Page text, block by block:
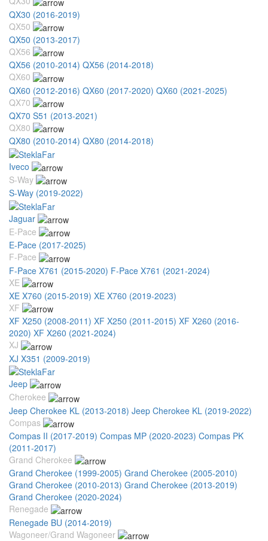
QX30 (2016-2019)
QX50
QX50 (2013-2017)
QX56
QX56 (2010-2014) QX56 (2014-2018)
QX60
QX60 (2012-2016) QX60 (2017-2020) QX60 (2021-2025)
QX70
QX70 S51 (2013-2021)
QX80
QX80 (2010-2014) QX80 (2014-2018)
Iveco
S-Way
S-Way (2019-2022)
Jaguar
E-Pace
E-Pace (2017-2025)
F-Pace
F-Pace X761 (2015-2020) F-Pace X761 (2021-2024)
XE
XE X760 (2015-2019) XE X760 (2019-2023)
XF
XF X250 (2008-2011) XF X250 (2011-2015) XF X260 (2016-
2020) XF X260 (2021-2024)
XJ
XJ X351 (2009-2019)
Jeep
Cherokee
Jeep Cherokee KL (2013-2018) Jeep Cherokee KL (2019-2022)
Compas
Compas II (2017-2019) Compas MP (2020-2023) Compas PK
(2011-2017)
Grand Cherokee
Grand Cherokee (1999-2005) Grand Cherokee (2005-2010)
Grand Cherokee (2010-2013) Grand Cherokee (2013-2019)
Grand Cherokee (2020-2024)
Renegade
Renegade BU (2014-2019)
Wagoneer/Grand Wagoneer